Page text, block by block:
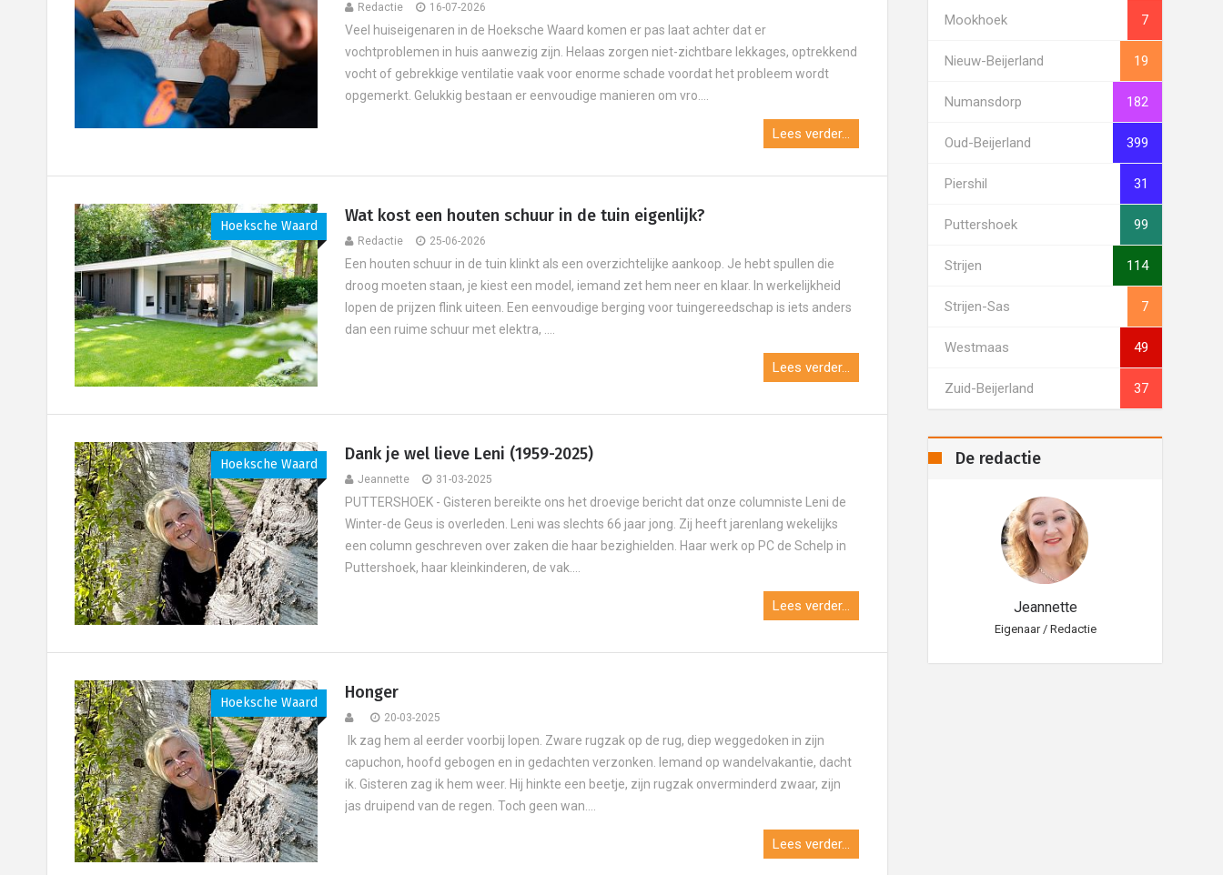
Redactie 16-07-2026
Veel huiseigenaren in de Hoeksche Waard komen er pas laat achter dat er
vochtproblemen in huis aanwezig zijn. Helaas zorgen niet-zichtbare lekkages, optrekkend
vocht of gebrekkige ventilatie vaak voor enorme schade voordat het probleem wordt
opgemerkt. Gelukkig bestaan er eenvoudige manieren om vro....
Lees verder...
Hoeksche Waard
Wat kost een houten schuur in de tuin eigenlijk?
Redactie 25-06-2026
Een houten schuur in de tuin klinkt als een overzichtelijke aankoop. Je hebt spullen die
droog moeten staan, je kiest een model, iemand zet hem neer en klaar. In werkelijkheid
lopen de prijzen flink uiteen. Een eenvoudige berging voor tuingereedschap is iets anders
dan een ruime schuur met elektra, ....
Lees verder...
Hoeksche Waard
Dank je wel lieve Leni (1959-2025)
Jeannette 31-03-2025
PUTTERSHOEK - Gisteren bereikte ons het droevige bericht dat onze columniste Leni de
Winter-de Geus is overleden. Leni was slechts 66 jaar jong. Zij heeft jarenlang wekelijks
een column geschreven over zaken die haar bezighielden. Haar werk op PC de Schelp in
Puttershoek, haar kleinkinderen, de vak....
Lees verder...
Hoeksche Waard
Honger
20-03-2025
Ik zag hem al eerder voorbij lopen. Zware rugzak op de rug, diep weggedoken in zijn
capuchon, hoofd gebogen en in gedachten verzonken. Iemand op wandelvakantie, dacht
ik. Gisteren zag ik hem weer. Hij hinkte een beetje, zijn rugzak onverminderd zwaar, zijn
jas druipend van de regen. Toch geen wan....
Lees verder...
Mookhoek 7
Nieuw-Beijerland 19
Numansdorp 182
Oud-Beijerland 399
Piershil 31
Puttershoek 99
Strijen 114
Strijen-Sas 7
Westmaas 49
Zuid-Beijerland 37
De redactie
Jeannette Jeannette
Eigenaar / Redactie